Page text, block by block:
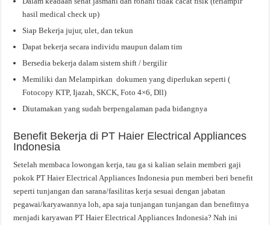
hasil medical check up)
Siap Bekerja jujur, ulet, dan tekun
Dapat bekerja secara individu maupun dalam tim
Bersedia bekerja dalam sistem shift / bergilir
Memiliki dan Melampirkan dokumen yang diperlukan seperti (
Fotocopy KTP, Ijazah, SKCK, Foto 4×6, Dll)
Diutamakan yang sudah berpengalaman pada bidangnya
Benefit Bekerja di PT Haier Electrical Appliances
Indonesia
Setelah membaca lowongan kerja, tau ga si kalian selain memberi gaji
pokok PT Haier Electrical Appliances Indonesia pun memberi beri benefit
seperti tunjangan dan sarana/fasilitas kerja sesuai dengan jabatan
pegawai/karyawannya loh, apa saja tunjangan tunjangan dan benefitnya
menjadi karyawan PT Haier Electrical Appliances Indonesia? Nah ini